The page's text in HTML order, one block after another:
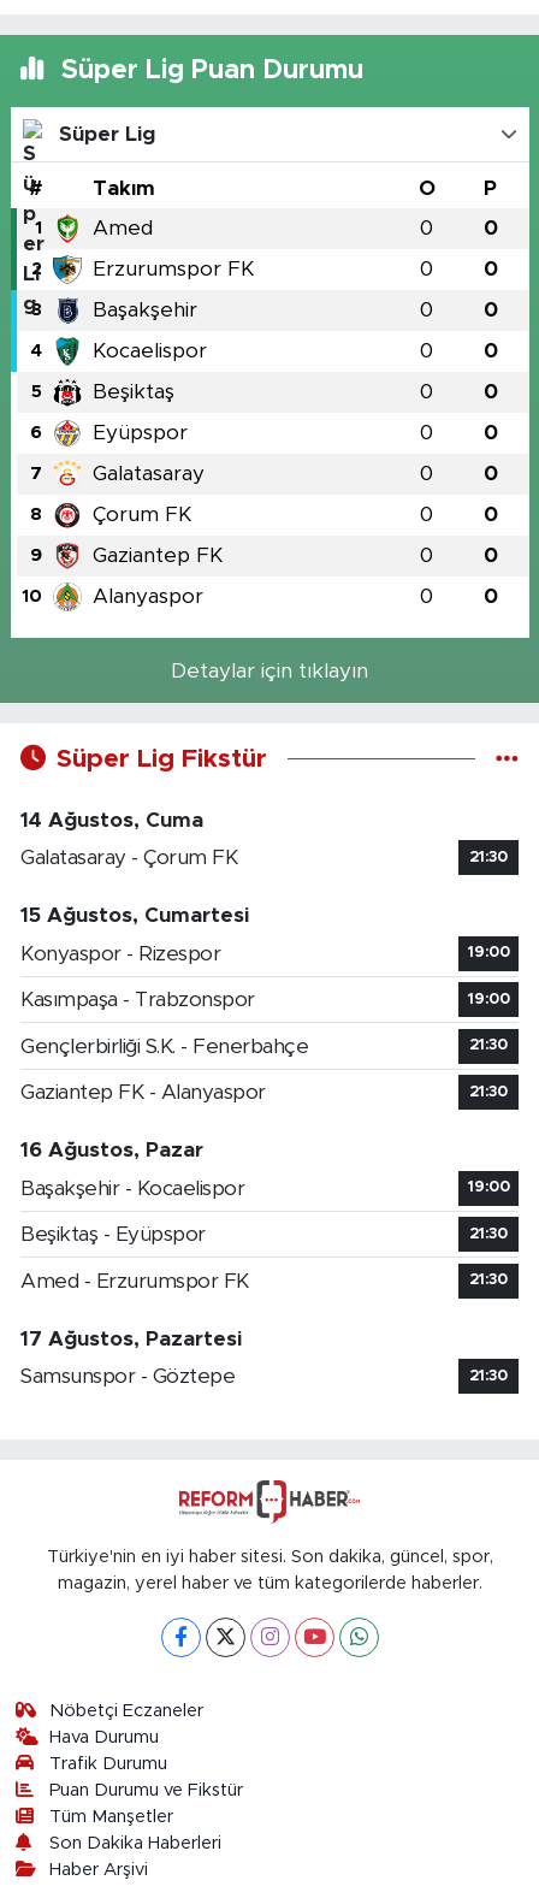
Süper Lig Puan Durumu
Süper Lig
# Takım O P
1 Amed 0 0
2 Erzurumspor FK 0 0
3 Başakşehir 0 0
4 Kocaelispor 0 0
5 Beşiktaş 0 0
6 Eyüpspor 0 0
7 Galatasaray 0 0
8 Çorum FK 0 0
9 Gaziantep FK 0 0
10 Alanyaspor 0 0
Detaylar için tıklayın
Süper Lig Fikstür
14 Ağustos, Cuma
Galatasaray - Çorum FK
21:30
15 Ağustos, Cumartesi
Konyaspor - Rizespor
19:00
Kasımpaşa - Trabzonspor 19:00
Gençlerbirliği S.K. - Fenerbahçe 21:30
Gaziantep FK - Alanyaspor 21:30
16 Ağustos, Pazar
Başakşehir - Kocaelispor
19:00
Beşiktaş - Eyüpspor 21:30
Amed - Erzurumspor FK 21:30
17 Ağustos, Pazartesi
Samsunspor - Göztepe
21:30
Türkiye'nin en iyi haber sitesi. Son dakika, güncel, spor,
magazin, yerel haber ve tüm kategorilerde haberler.
Nöbetçi Eczaneler
Hava Durumu
Trafik Durumu
Puan Durumu ve Fikstür
Tüm Manşetler
Son Dakika Haberleri
Haber Arşivi